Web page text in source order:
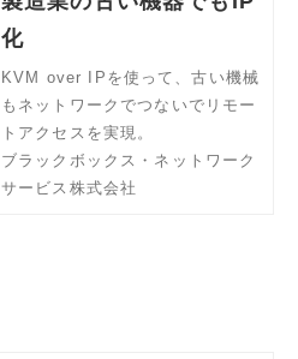
化
KVM over IPを使って、古い機械
もネットワークでつないでリモー
トアクセスを実現。
ブラックボックス・ネットワーク
サービス株式会社